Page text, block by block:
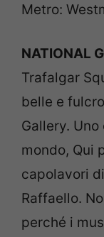
Metro:
NATIONAL
Trafalgar
belle e
Gallery.
mondo, Qui
capolavori
Raffaello.
perché i